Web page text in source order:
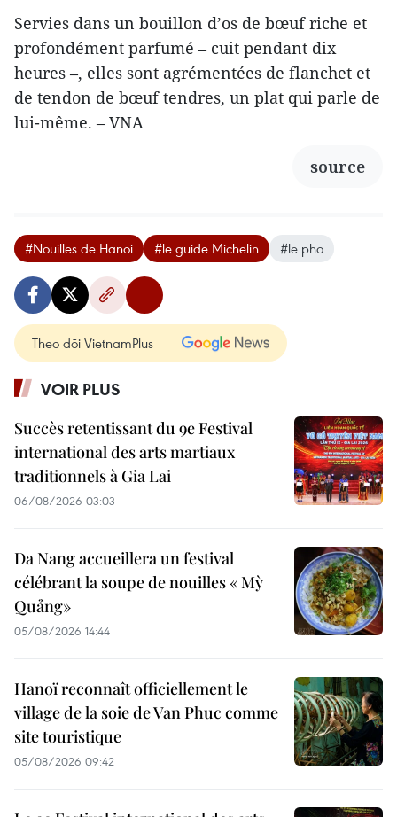
Servies dans un bouillon d’os de bœuf riche et
profondément parfumé – cuit pendant dix
heures –, elles sont agrémentées de flanchet et
de tendon de bœuf tendres, un plat qui parle de
lui-même. – VNA
source
#Nouilles de Hanoi #le guide Michelin #le pho
Theo dõi VietnamPlus
VOIR PLUS
Succès retentissant du 9e Festival
international des arts martiaux
traditionnels à Gia Lai
06/08/2026 03:03
Da Nang accueillera un festival
célébrant la soupe de nouilles « Mỳ
Quảng»
05/08/2026 14:44
Hanoï reconnaît officiellement le
village de la soie de Van Phuc comme
site touristique
05/08/2026 09:42